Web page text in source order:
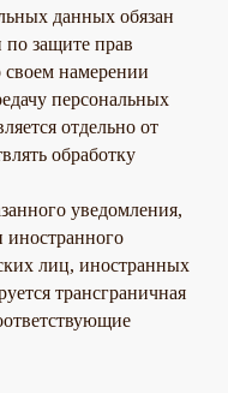
данных обязан
защите прав
своем намерении
персональных
отдельно от
обработку
уведомления,
иностранного
лиц, иностранных
трансграничная